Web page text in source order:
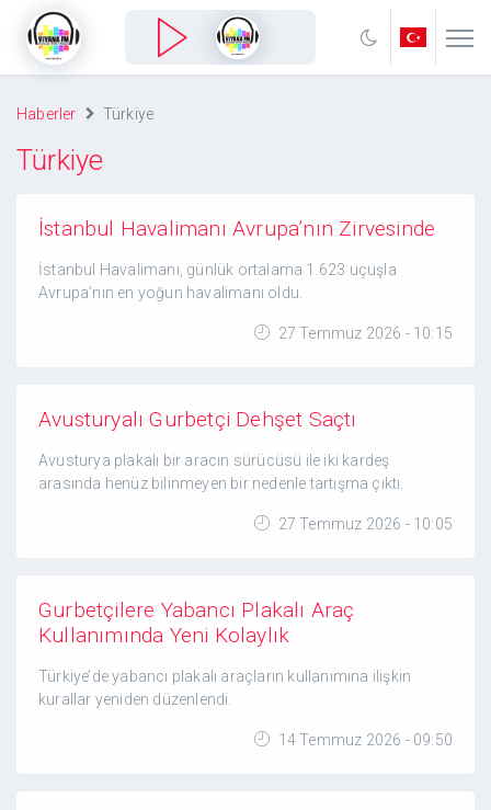
Haberler Türkiye
Türkiye
İstanbul Havalimanı Avrupa’nın Zirvesinde
İstanbul Havalimanı, günlük ortalama 1.623 uçuşla
Avrupa’nın en yoğun havalimanı oldu.
27 Temmuz 2026 - 10:15
Avusturyalı Gurbetçi Dehşet Saçtı
Avusturya plakalı bir aracın sürücüsü ile iki kardeş
arasında henüz bilinmeyen bir nedenle tartışma çıktı.
27 Temmuz 2026 - 10:05
Gurbetçilere Yabancı Plakalı Araç
Kullanımında Yeni Kolaylık
Türkiye’de yabancı plakalı araçların kullanımına ilişkin
kurallar yeniden düzenlendi.
14 Temmuz 2026 - 09:50